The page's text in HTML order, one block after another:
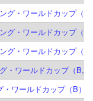
グ・ワールドカップ（B
グ・ワールドカップ（
グ・ワールドカップ（
・ワールドカップ（B,S
・ワールドカップ（B）